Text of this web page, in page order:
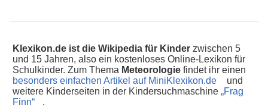
Klexikon.de ist die Wikipedia für Kinder zwischen 5
und 15 Jahren, also ein kostenloses Online-Lexikon für
Schulkinder. Zum Thema Meteorologie findet ihr einen
besonders einfachen Artikel auf MiniKlexikon.de
und
weitere Kinderseiten in der Kindersuchmaschine „Frag
Finn“
.